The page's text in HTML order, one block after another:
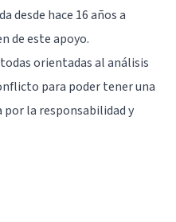
desde hace 16 años a
de este apoyo.
orientadas al análisis
para poder tener una
por la responsabilidad y
a la persona en